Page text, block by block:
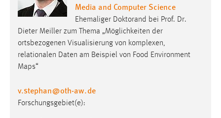
Media and Computer Science
Ehemaliger Doktorand bei Prof. Dr.
Dieter Meiller zum Thema „Möglichkeiten der
ortsbezogenen Visualisierung von komplexen,
relationalen Daten am Beispiel von Food Environment
Maps“
v.stephan@oth-aw.de
Forschungsgebiet(e):